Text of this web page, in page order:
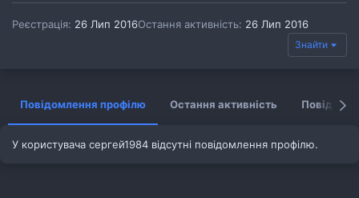
Реєстрація 26 Лип 2016Остання активність 26 Лип 2016
Знайти
Повідомлення профілю Остання активність
У користувача сергей1984 відсутні повідомлення профілю.